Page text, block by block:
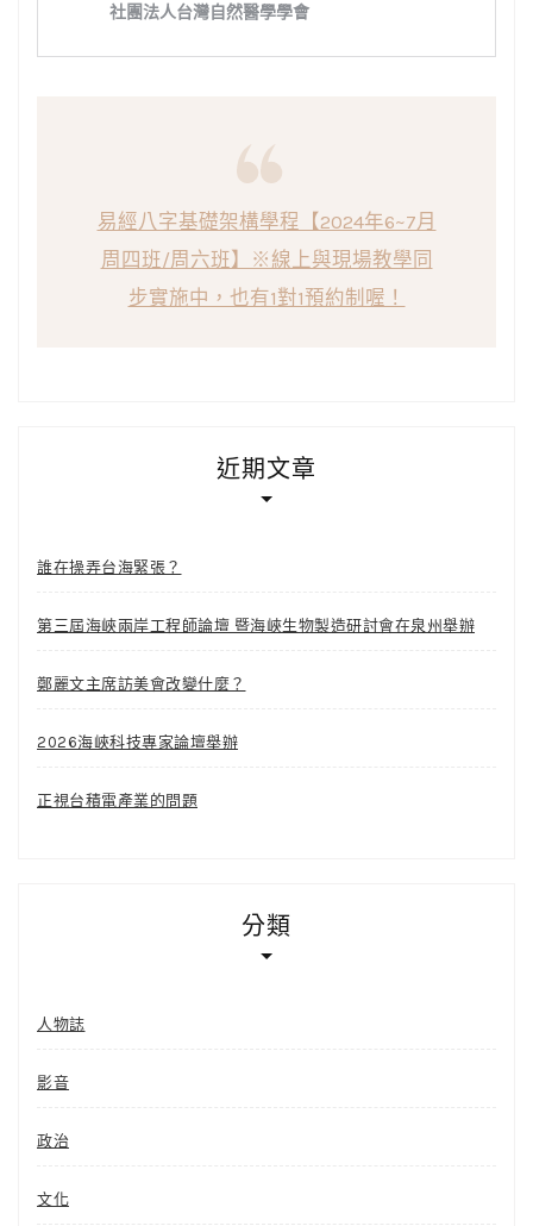
易經八字基礎架構學程【2024年6~7月
周四班/周六班】※線上與現場教學同
步實施中，也有1對1預約制喔！
近期文章
誰在操弄台海緊張？
第三屆海峽兩岸工程師論壇 暨海峽生物製造研討會在泉州舉辦
鄭麗文主席訪美會改變什麼？
2026海峽科技專家論壇舉辦
正視台積電產業的問題
分類
人物誌
影音
政治
文化